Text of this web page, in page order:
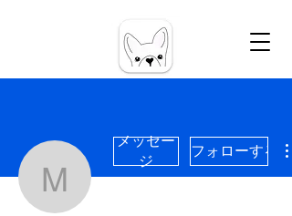
melaina.reena
メッセー
ジ
フォローする